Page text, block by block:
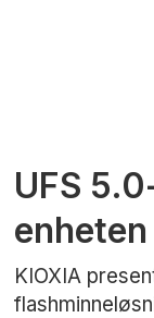
UFS
enheten
KIOXIA